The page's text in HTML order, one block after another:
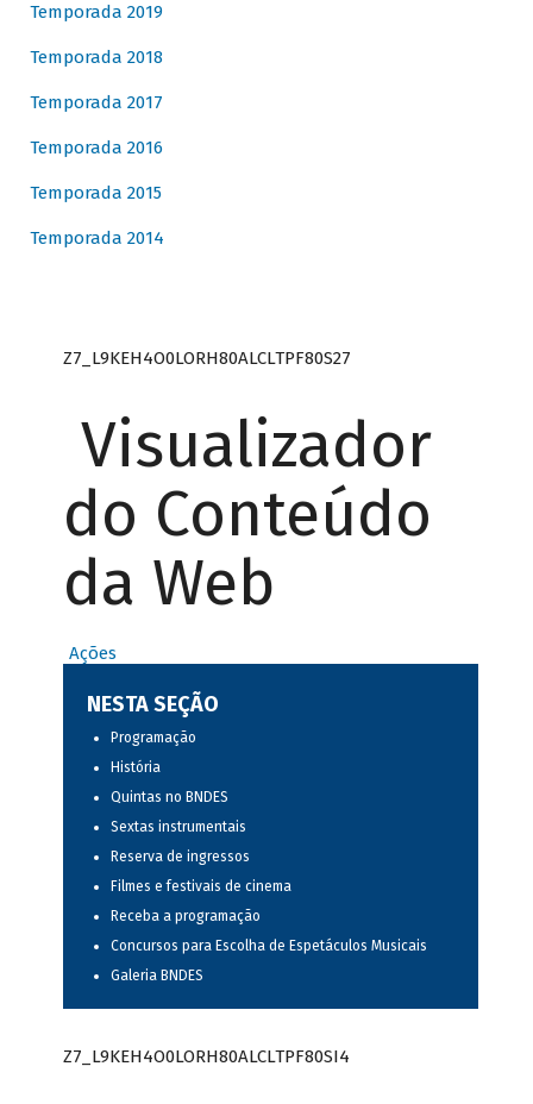
Temporada 2019
Temporada 2018
Temporada 2017
Temporada 2016
Temporada 2015
Temporada 2014
Z7_L9KEH4O0LORH80ALCLTPF80S27
Visualizador
do Conteúdo
da Web
Ações
NESTA SEÇÃO
Programação
História
Quintas no BNDES
Sextas instrumentais
Reserva de ingressos
Filmes e festivais de cinema
Receba a programação
Concursos para Escolha de Espetáculos Musicais
Galeria BNDES
Z7_L9KEH4O0LORH80ALCLTPF80SI4